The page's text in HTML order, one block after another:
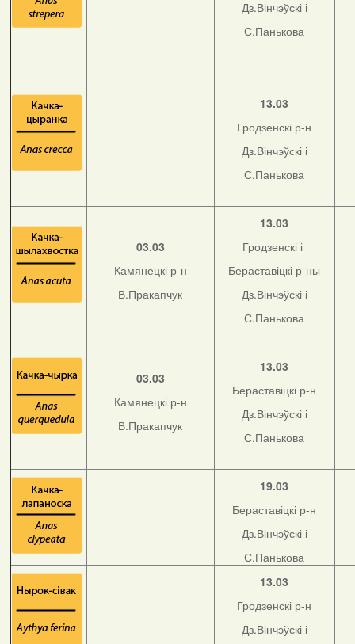
Дз.Вінчэўскі і
С.Панькова
13.03
Гродзенскі р-н
Дз.Вінчэўскі і
С.Панькова
03.03
Камянецкі р-н
В.Пракапчук
13.03
Гродзенскі і
Бераставіцкі р-ны
Дз.Вінчэўскі і
С.Панькова
03.03
Камянецкі р-н
В.Пракапчук
13.03
Бераставіцкі р-н
Дз.Вінчэўскі і
С.Панькова
19.03
Бераставіцкі р-н
Дз.Вінчэўскі і
С.Панькова
13.03
Гродзенскі р-н
Дз.Вінчэўскі і